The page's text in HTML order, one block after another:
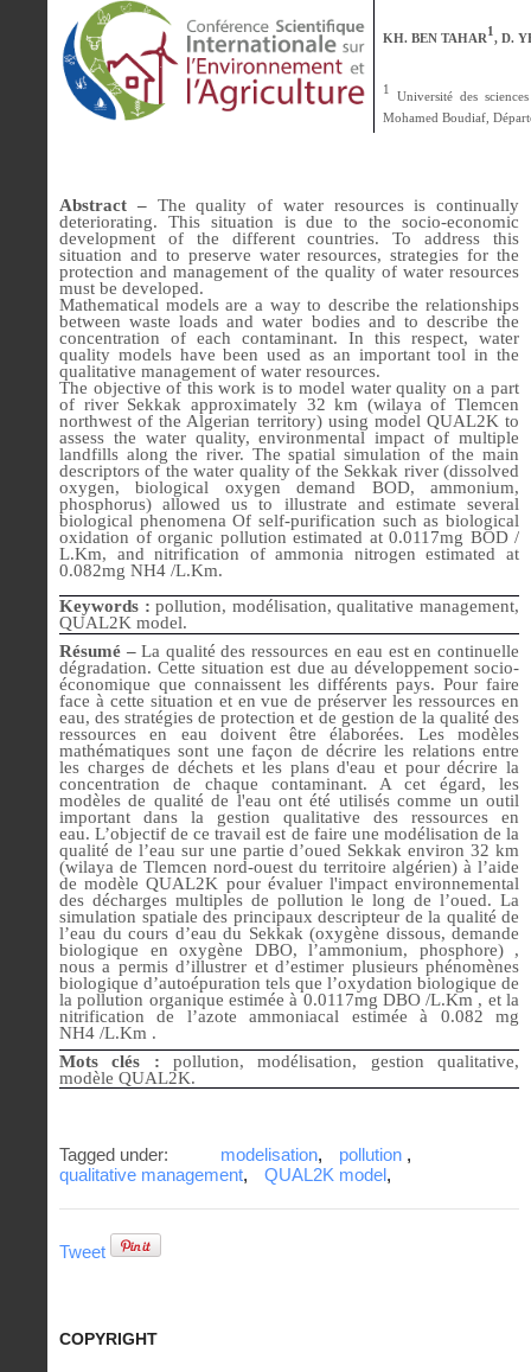
KH. BEN TAHAR1, D.
1Université des
Mohamed Boudiaf,
Abstract – The quality of water resources is continually
deteriorating. This situation is due to the socio-economic
development of the different countries. To address this
situation and to preserve water resources, strategies for the
protection and management of the quality of water resources
must be developed.
Mathematical models are a way to describe the relationships
between waste loads and water bodies and to describe the
concentration of each contaminant. In this respect, water
quality models have been used as an important tool in the
qualitative management of water resources.
The objective of this work is to model water quality on a part
of river Sekkak approximately 32 km (wilaya of Tlemcen
northwest of the Algerian territory) using model QUAL2K to
assess the water quality, environmental impact of multiple
landfills along the river. The spatial simulation of the main
descriptors of the water quality of the Sekkak river (dissolved
oxygen, biological oxygen demand BOD, ammonium,
phosphorus) allowed us to illustrate and estimate several
biological phenomena Of self-purification such as biological
oxidation of organic pollution estimated at 0.0117mg BOD /
L.Km, and nitrification of ammonia nitrogen estimated at
0.082mg NH4 /L.Km.
Keywords :pollution, modélisation, qualitative management,
QUAL2K model.
Résumé –La qualité des ressources en eau est en continuelle
dégradation. Cette situation est due au développement socio-
économique que connaissent les différents pays. Pour faire
face à cette situation et en vue de préserver les ressources en
eau, des stratégies de protection et de gestion de la qualité des
ressources en eau doivent être élaborées. Les modèles
mathématiques sont une façon de décrire les relations entre
les charges de déchets et les plans d'eauet pour décrire la
concentration de chaque contaminant. A cet égard, les
modèles de qualité de l'eau ont été utilisés comme un outil
important dans la gestion qualitative des ressources en
eau.L’objectif de ce travail est de faire une modélisation de la
qualité de l’eau sur une partie d’oued Sekkak environ 32 km
(wilaya de Tlemcen nord-ouest du territoire algérien) à l’aide
de modèle QUAL2K pour évaluer l'impact environnemental
des décharges multiples de pollution le long de l’oued. La
simulation spatiale des principaux descripteur de la qualité de
l’eau du cours d’eau du Sekkak (oxygène dissous, demande
biologique en oxygène DBO, l’ammonium, phosphore) ,
nous a permis d’illustrer et d’estimer plusieurs phénomènes
biologique d’autoépuration tels que l’oxydation biologique de
la pollution organique estimée à 0.0117mg DBO /L.Km , et la
nitrification de l’azote ammoniacal estimée à 0.082 mg
NH4 /L.Km .
Mots clés : pollution, modélisation, gestion qualitative,
modèle QUAL2K.
Tagged under: modelisation, pollution ,
qualitative management, QUAL2K model,
Tweet
COPYRIGHT